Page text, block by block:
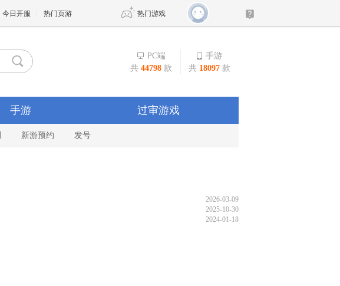
今日开服 热门页游 热门游戏
传奇4
新天龙八部
王权与自由
PC端
共 44798 款
手游
共 18097 款
手游 过审游戏
新游预约 发号
2026-03-09
2025-10-30
2024-01-18